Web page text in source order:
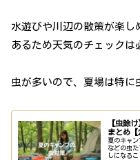
水遊びや川辺の散策が楽し
あるため天気のチェックは
虫が多いので、夏場は特に
【虫除
まとめ【
夏のキャ
などの虫
しになる